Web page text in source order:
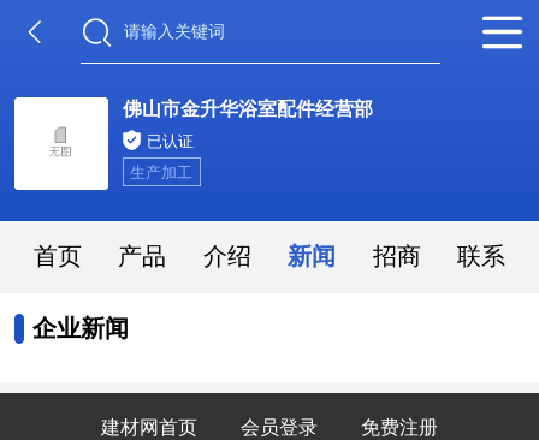
佛山市金升华浴室配件经营部
已认证
生产加工
首页 产品 介绍 新闻 招商 联系
企业新闻
建材网首页 会员登录 免费注册